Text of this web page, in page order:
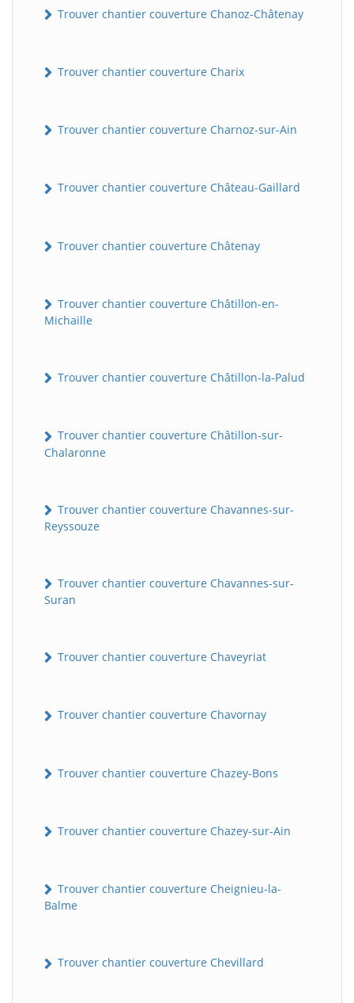
Trouver chantier couverture Chanoz-Châtenay
Trouver chantier couverture Charix
Trouver chantier couverture Charnoz-sur-Ain
Trouver chantier couverture Château-Gaillard
Trouver chantier couverture Châtenay
Trouver chantier couverture Châtillon-en-
Michaille
Trouver chantier couverture Châtillon-la-Palud
Trouver chantier couverture Châtillon-sur-
Chalaronne
Trouver chantier couverture Chavannes-sur-
Reyssouze
Trouver chantier couverture Chavannes-sur-
Suran
Trouver chantier couverture Chaveyriat
Trouver chantier couverture Chavornay
Trouver chantier couverture Chazey-Bons
Trouver chantier couverture Chazey-sur-Ain
Trouver chantier couverture Cheignieu-la-
Balme
Trouver chantier couverture Chevillard